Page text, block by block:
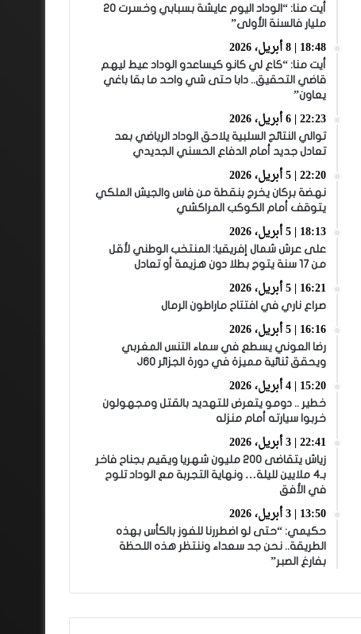
أيت منا: “الوداد اليوم عايشة بسبابي وخسرت 20
مليار فالسنة الأولى”
18:48 | 8 أبريل، 2026
أيت منا: “كاع لي كانو كيساعدو الوداد عيط ليهم
قاضي التحقيق.. دابا حتى شي واحد ما بقا باغي
يعاون”
22:23 | 6 أبريل، 2026
توالي النتائج السلبية يلاحق الوداد الرياضي بعد
تعادل جديد أمام الدفاع الحسني الجديدي
22:20 | 5 أبريل، 2026
نهضة بركان يخرج بنقطة من فاس والجيش الملكي
يتوقف أمام الكوكب المراكشي
18:13 | 5 أبريل، 2026
على عرش شمال إفريقيا: المنتخب الوطني لأقل
من 17 سنة يتوج بطلا دون هزيمة أو تعادل
16:21 | 5 أبريل، 2026
صراع ناري في افتتاح ماراطون الرمال
16:16 | 5 أبريل، 2026
رضا العوني يسطع في سماء التنس المغربي
ويحقق ثنائية مميزة في دورة الجزائر J60
15:20 | 4 أبريل، 2026
خطير .. دومو يتعرض للتهديد بالقتل ومجهولون
خربوا سيارته أمام منزله
22:41 | 3 أبريل، 2026
زياش يتقاضى 200 مليون شهريا ويقيم بجناح فاخر
بـ4 ملايين لليلة… ونهاية التجربة مع الوداد تلوح
في الأفق
13:50 | 3 أبريل، 2026
حكيمي: “حتى لو اضطررنا للفوز بالكأس بهذه
الطريقة.. نحن جد سعداء وننتظر هذه اللحظة
بفارغ الصبر”